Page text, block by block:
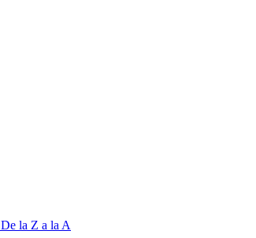
De la Z a la A